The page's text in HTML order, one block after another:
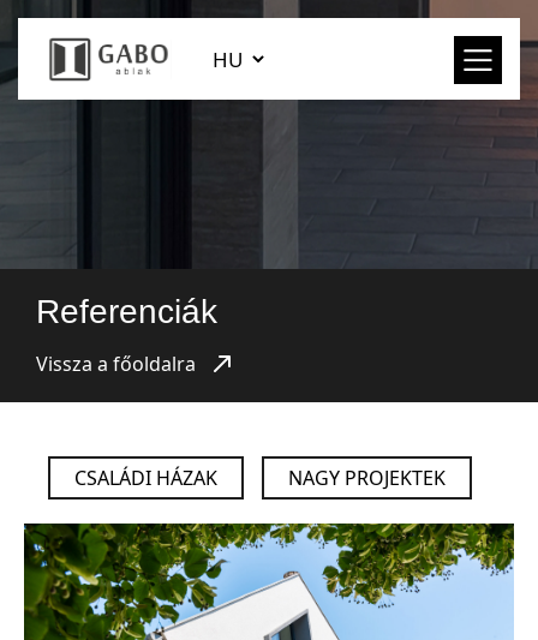
Referenciák
Vissza a főoldalra
CSALÁDI HÁZAK NAGY PROJEKTEK